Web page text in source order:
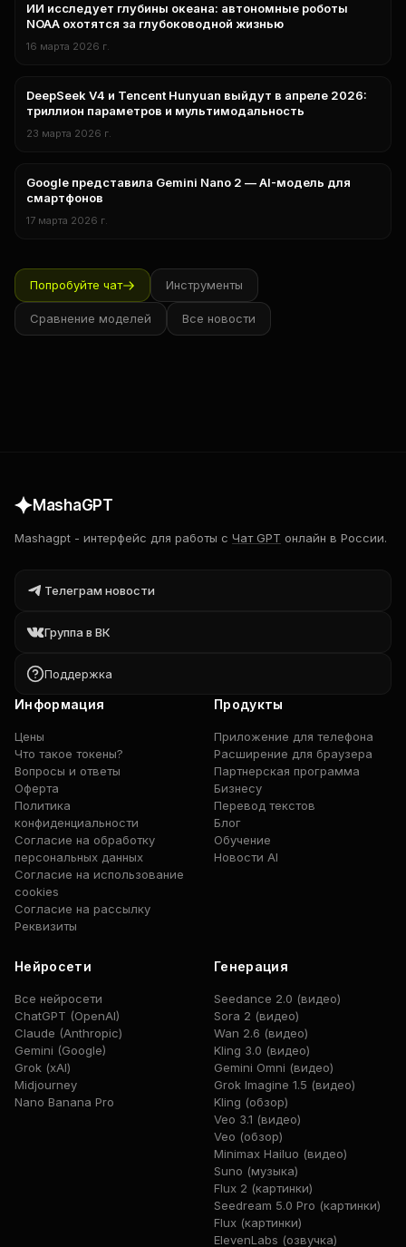
Наука
ИИ исследует глубины океана: автономные роботы
NOAA охотятся за глубоководной жизнью
16 марта 2026 г.
в мире
DeepSeek V4 и Tencent Hunyuan выйдут в апреле 2026:
триллион параметров и мультимодальность
23 марта 2026 г.
нейросети
Google представила Gemini Nano 2 — AI-модель для
смартфонов
17 марта 2026 г.
Попробуйте чат Инструменты
Сравнение моделей Все новости
MashaGPT
Mashagpt - интерфейс для работы с Чат GPT онлайн в России.
Телеграм новости
Группа в ВК
Поддержка
Информация
Цены
Что такое токены?
Вопросы и ответы
Оферта
Политика
конфиденциальности
Согласие на обработку
персональных данных
Согласие на использование
cookies
Согласие на рассылку
Реквизиты
Продукты
Приложение для телефона
Расширение для браузера
Партнерская программа
Бизнесу
Перевод текстов
Блог
Обучение
Новости AI
Нейросети
Все нейросети
ChatGPT (OpenAI)
Claude (Anthropic)
Gemini (Google)
Grok (xAI)
Midjourney
Nano Banana Pro
Генерация
Seedance 2.0 (видео)
Sora 2 (видео)
Wan 2.6 (видео)
Kling 3.0 (видео)
Gemini Omni (видео)
Grok Imagine 1.5 (видео)
Kling (обзор)
Veo 3.1 (видео)
Veo (обзор)
Minimax Hailuo (видео)
Suno (музыка)
Flux 2 (картинки)
Seedream 5.0 Pro (картинки)
Flux (картинки)
ElevenLabs (озвучка)